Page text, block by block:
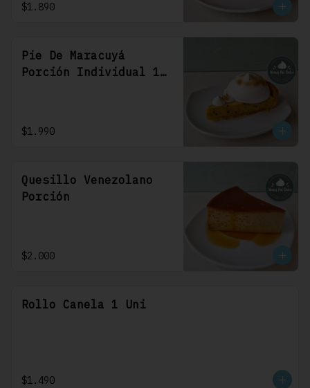
$1.890
Pie De Maracuyá
Porción Individual 1
$1.990
Quesillo Venezolano
Porción
$2.000
Rollo Canela 1 Uni
$1.490